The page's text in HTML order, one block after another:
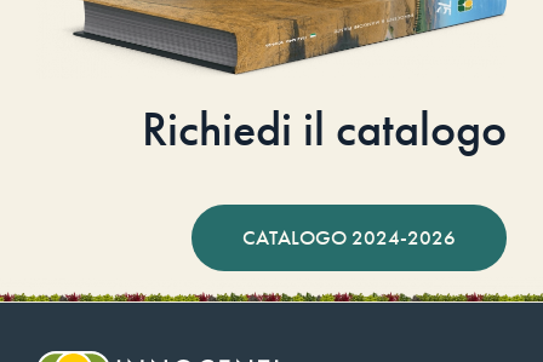
Richiedi il catalogo
CATALOGO 2024-2026